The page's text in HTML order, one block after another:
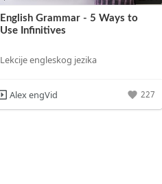
English Grammar - 5 Ways to
Use Infinitives
Lekcije engleskog jezika
Alex engVid 227